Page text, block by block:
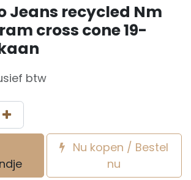
Jeans recycled Nm
cross cone 19-
btw
Nu kopen / Bestel
nu